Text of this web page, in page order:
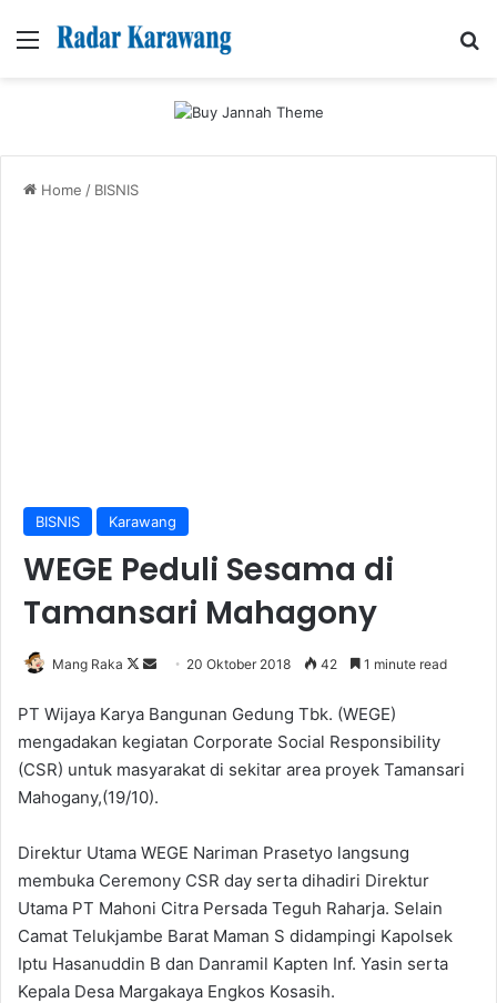
Menu
Home / BISNIS
BISNIS Karawang
WEGE Peduli Sesama di
Tamansari Mahagony
Mang Raka
Follow
X
Send
email
20 Oktober 2018 42 1 minute read
PT Wijaya Karya Bangunan Gedung Tbk. (WEGE)
mengadakan kegiatan Corporate Social Responsibility
(CSR) untuk masyarakat di sekitar area proyek Tamansari
Mahogany,(19/10).
Direktur Utama WEGE Nariman Prasetyo langsung
membuka Ceremony CSR day serta dihadiri Direktur
Utama PT Mahoni Citra Persada Teguh Raharja. Selain
Camat Telukjambe Barat Maman S didampingi Kapolsek
Iptu Hasanuddin B dan Danramil Kapten Inf. Yasin serta
Kepala Desa Margakaya Engkos Kosasih.